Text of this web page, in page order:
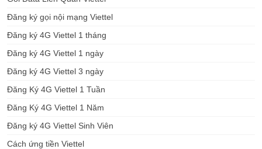
Đăng ký gọi nội mạng Viettel
Đăng ký 4G Viettel 1 tháng
Đăng ký 4G Viettel 1 ngày
Đăng ký 4G Viettel 3 ngày
Đăng Ký 4G Viettel 1 Tuần
Đăng Ký 4G Viettel 1 Năm
Đăng ký 4G Viettel Sinh Viên
Cách ứng tiền Viettel